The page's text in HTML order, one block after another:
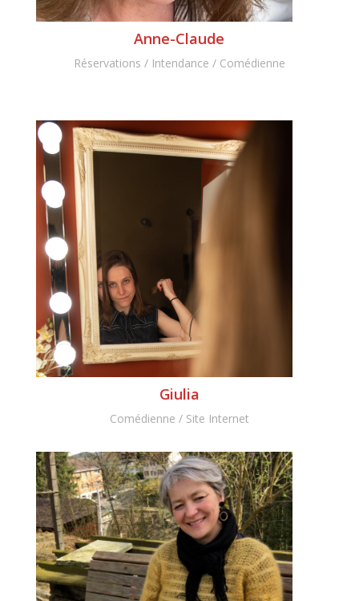
Anne-Claude
Réservations / Intendance / Comédienne
Giulia
Comédienne / Site Internet